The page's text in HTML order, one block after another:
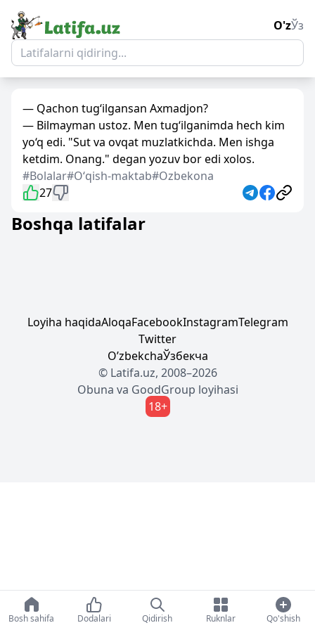
O'zЎз
— Qachon tug‘ilgansan Axmadjon?
— Bilmayman ustoz. Men tug‘ilganimda hech kim
yo‘q edi. "Sut va ovqat muzlatkichda. Men ishga
ketdim. Onang." degan yozuv bor edi xolos.
#Bolalar#Oʻqish-maktab#Ozbekona
27
Boshqa latifalar
Loyiha haqidaAloqaFacebookInstagramTelegram
Twitter
OʼzbekchaЎзбекча
© Latifa.uz, 2008–2026
Obuna va GoodGroup loyihasi
18+
Bosh sahifa Dodalari Qidirish Ruknlar Qo'shish